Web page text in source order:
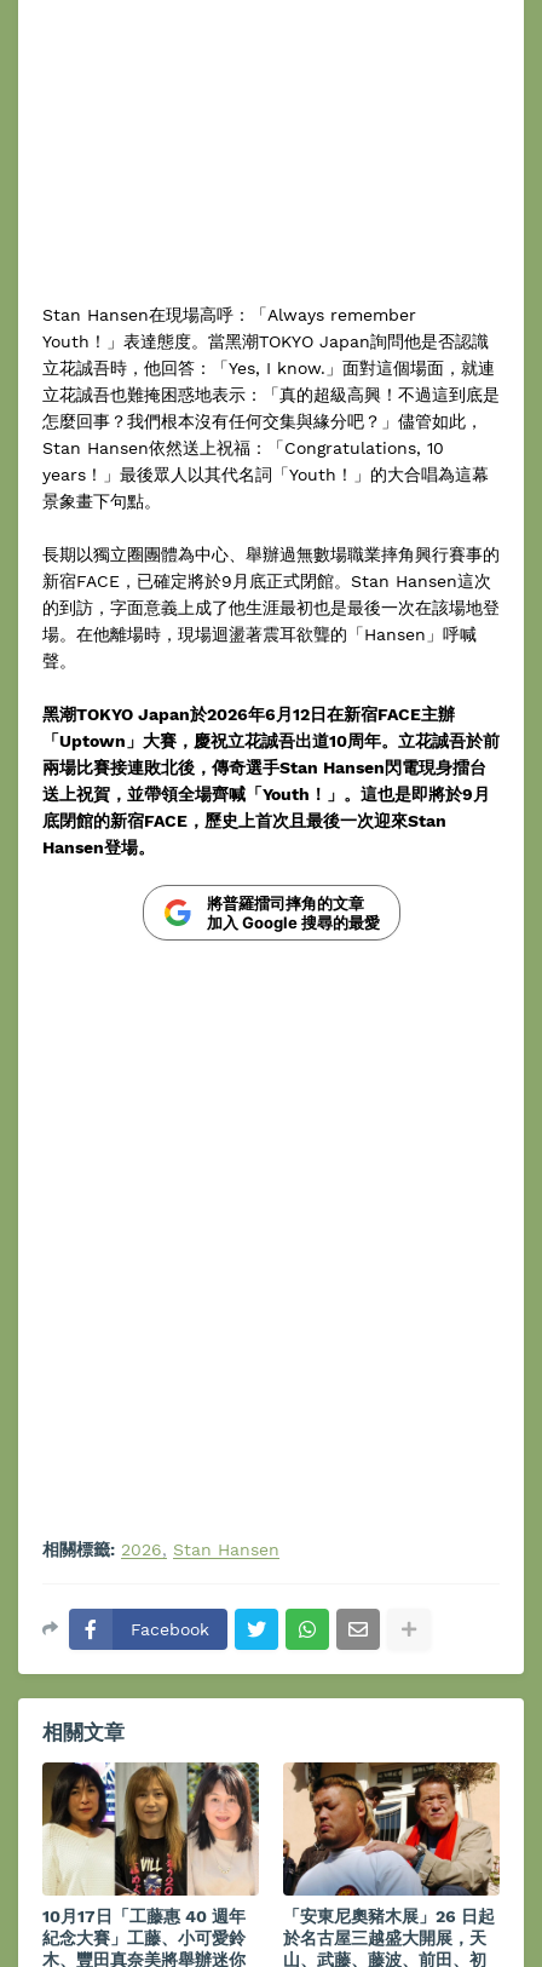
Stan Hansen在現場高呼：「Always remember
Youth！」表達態度。當黑潮TOKYO Japan詢問他是否認識
立花誠吾時，他回答：「Yes, I know.」面對這個場面，就連
立花誠吾也難掩困惑地表示：「真的超級高興！不過這到底是
怎麼回事？我們根本沒有任何交集與緣分吧？」儘管如此，
Stan Hansen依然送上祝福：「Congratulations, 10
years！」最後眾人以其代名詞「Youth！」的大合唱為這幕
景象畫下句點。
長期以獨立圈團體為中心、舉辦過無數場職業摔角興行賽事的
新宿FACE，已確定將於9月底正式閉館。Stan Hansen這次
的到訪，字面意義上成了他生涯最初也是最後一次在該場地登
場。在他離場時，現場迴盪著震耳欲聾的「Hansen」呼喊
聲。
黑潮TOKYO Japan於2026年6月12日在新宿FACE主辦
「Uptown」大賽，慶祝立花誠吾出道10周年。立花誠吾於前
兩場比賽接連敗北後，傳奇選手Stan Hansen閃電現身擂台
送上祝賀，並帶領全場齊喊「Youth！」。這也是即將於9月
底閉館的新宿FACE，歷史上首次且最後一次迎來Stan
Hansen登場。
將普羅擂司摔角的文章
加入 Google 搜尋的最愛
相關標籤: 2026 Stan Hansen
Facebook
相關文章
10月17日「工藤惠 40 週年
紀念大賽」工藤、小可愛鈴
木、豐田真奈美將舉辦迷你
「安東尼奧豬木展」26 日起
於名古屋三越盛大開展，天
山、武藤、藤波、前田、初